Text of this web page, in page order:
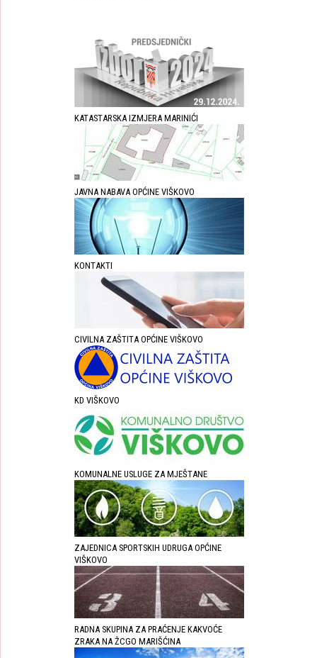
KATASTARSKA IZMJERA MARINIĆI
JAVNA NABAVA OPĆINE VIŠKOVO
KONTAKTI
CIVILNA ZAŠTITA OPĆINE VIŠKOVO
KD VIŠKOVO
KOMUNALNE USLUGE ZA MJEŠTANE
ZAJEDNICA SPORTSKIH UDRUGA OPĆINE
VIŠKOVO
RADNA SKUPINA ZA PRAĆENJE KAKVOĆE
ZRAKA NA ŽCGO MARIŠĆINA